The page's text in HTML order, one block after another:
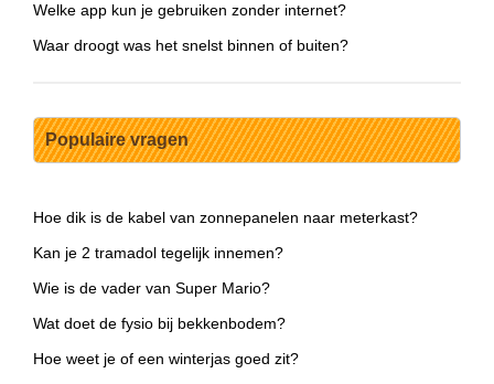
Welke app kun je gebruiken zonder internet?
Waar droogt was het snelst binnen of buiten?
Populaire vragen
Hoe dik is de kabel van zonnepanelen naar meterkast?
Kan je 2 tramadol tegelijk innemen?
Wie is de vader van Super Mario?
Wat doet de fysio bij bekkenbodem?
Hoe weet je of een winterjas goed zit?